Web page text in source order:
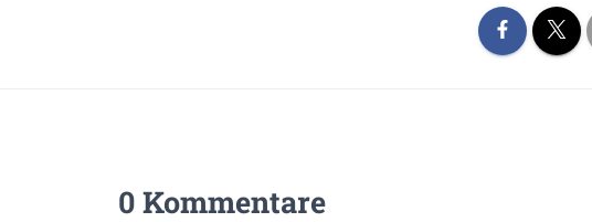
0 Kommentare